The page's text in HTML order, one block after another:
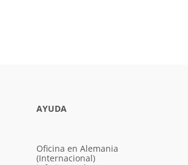
AYUDA
Oficina en Alemania
(Internacional)